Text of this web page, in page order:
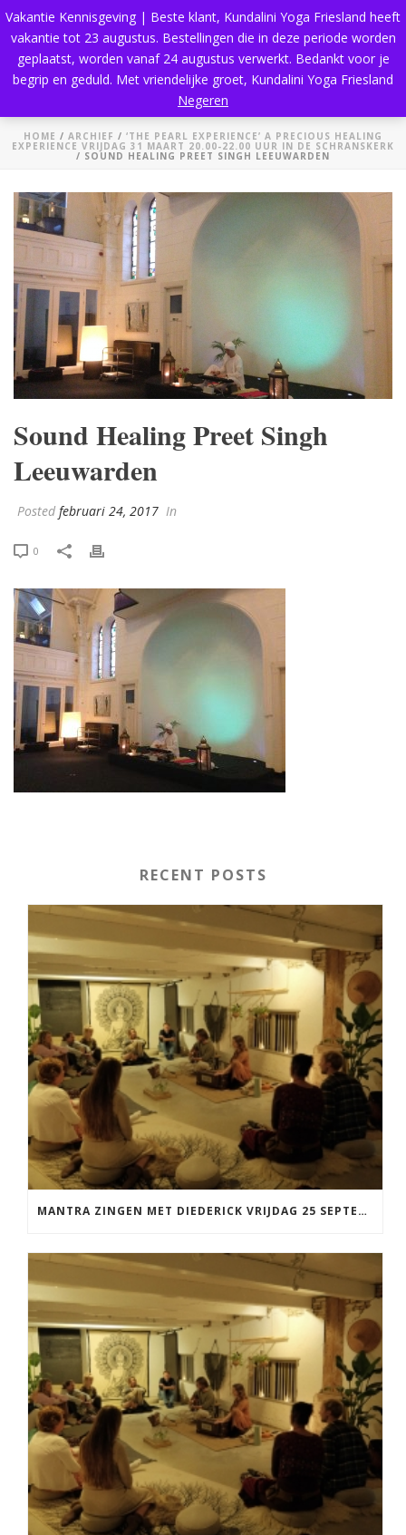
Sound Healing Preet Singh Leeuwarden
HOME / ARCHIEF / ‘THE PEARL EXPERIENCE’ A PRECIOUS HEALING
EXPERIENCE VRIJDAG 31 MAART 20.00-22.00 UUR IN DE SCHRANSKERK
/ SOUND HEALING PREET SINGH LEEUWARDEN
Sound Healing Preet Singh
Leeuwarden
Posted februari 24, 2017 In
0
RECENT POSTS
MANTRA ZINGEN MET DIEDERICK VRIJDAG 25 SEPTEMBER EN 20 NOVEMBER
Vakantie Kennisgeving | Beste klant, Kundalini Yoga Friesland heeft
vakantie tot 23 augustus. Bestellingen die in deze periode worden
geplaatst, worden vanaf 24 augustus verwerkt. Bedankt voor je
begrip en geduld. Met vriendelijke groet, Kundalini Yoga Friesland
Negeren